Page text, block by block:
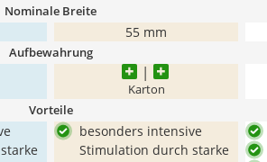
Nominale Breite
55 mm
Aufbewahrung
Karton
Vorteile
besonders intensive
Stimulation durch starke